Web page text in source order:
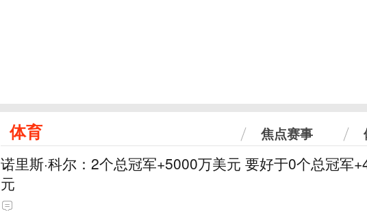
体育 焦点赛事
诺里斯·科尔：2个总冠军+5000万美元 要好于0个总冠军
元